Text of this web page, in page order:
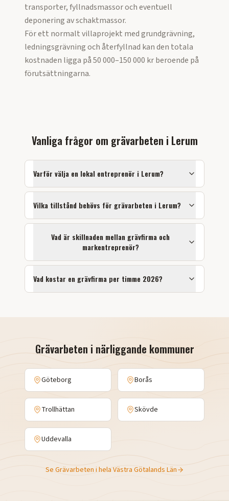
transporter, fyllnadsmassor och eventuell
deponering av schaktmassor.
För ett normalt villaprojekt med grundgrävning,
ledningsgrävning och återfyllnad kan den totala
kostnaden ligga på 50 000–150 000 kr beroende på
förutsättningarna.
Vanliga frågor om grävarbeten i Lerum
Varför välja en lokal entreprenör i Lerum?
Vilka tillstånd behövs för grävarbeten i Lerum?
Vad är skillnaden mellan grävfirma och
markentreprenör?
Vad kostar en grävfirma per timme 2026?
Grävarbeten i närliggande kommuner
Göteborg Borås
Trollhättan Skövde
Uddevalla
Se Grävarbeten i hela Västra Götalands Län